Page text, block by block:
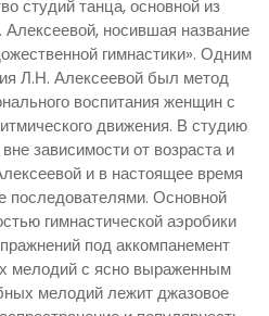
студий танца, основной из
носившая название
гимнастики». Одним
Л.Н. Алексеевой был метод
воспитания женщин с
движения. В студию
зависимости от возраста и
и в настоящее время
последователями. Основной
гимнастической аэробики
под аккомпанемент
мелодий с ясно выраженным
мелодий лежит джазовое